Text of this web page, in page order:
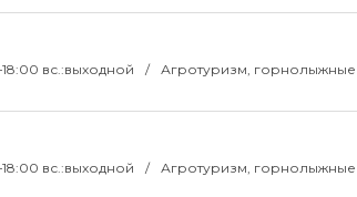
вс.:выходной
Агротуризм, горнолыжные
вс.:выходной
Агротуризм, горнолыжные